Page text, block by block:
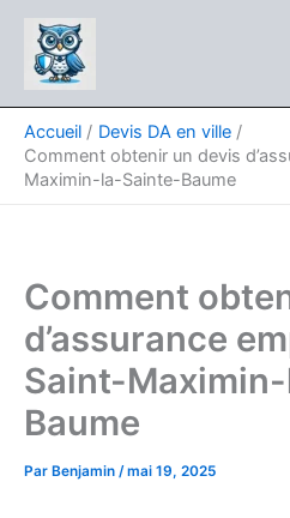
contenu
Accueil
Devis DA en ville
Comment obtenir un devis
Maximin-la-Sainte-Baume
Comment
d’assurance
Saint-
Baume
Par Benjamin /mai 19, 2025